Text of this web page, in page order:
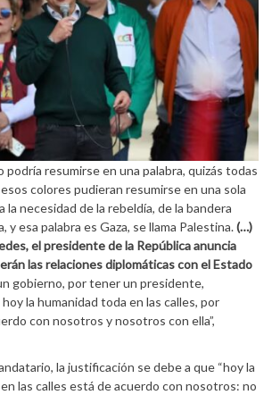
podría resumirse en una palabra, quizás todas
colores pudieran resumirse en una sola
la necesidad de la rebeldía, de la bandera
y esa palabra es Gaza, se llama Palestina.(…)
el presidente de la República anuncia
las relaciones diplomáticas con el Estado
gobierno, por tener un presidente,
la humanidad toda en las calles, por
con nosotros y nosotros con ella”,
la justificación se debe a que “hoy la
las calles está de acuerdo con nosotros: no